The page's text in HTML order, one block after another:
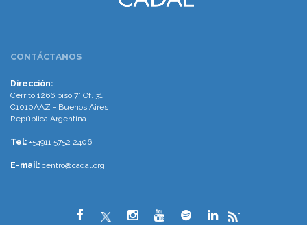
CONTÁCTANOS
Dirección:
Cerrito 1266 piso 7° Of. 31
C1010AAZ - Buenos Aires
República Argentina
Tel: +54911 5752 2406
E-mail: centro@cadal.org
"